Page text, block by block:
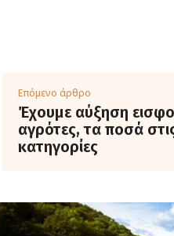
Επόμενο άρθρο
Έχουμε αύξηση
αγρότες, τα ποσά
κατηγορίες